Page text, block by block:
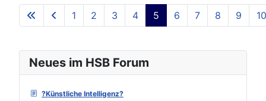
Neues im HSB Forum
?Künstliche Intelligenz?
Seite 5 von 129
1 2 3 4 5 6 7 8 9 10